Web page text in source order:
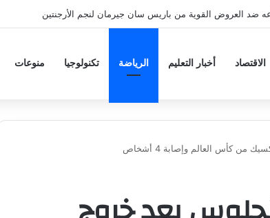
ضد العروض القوية من باريس سان جيرمان لنجم الأرجنتين
الاقتصاد أخبار التعليم الرياضة تكنولوجيا منوعات
كأس العالم وإصابة 4 أشخاص